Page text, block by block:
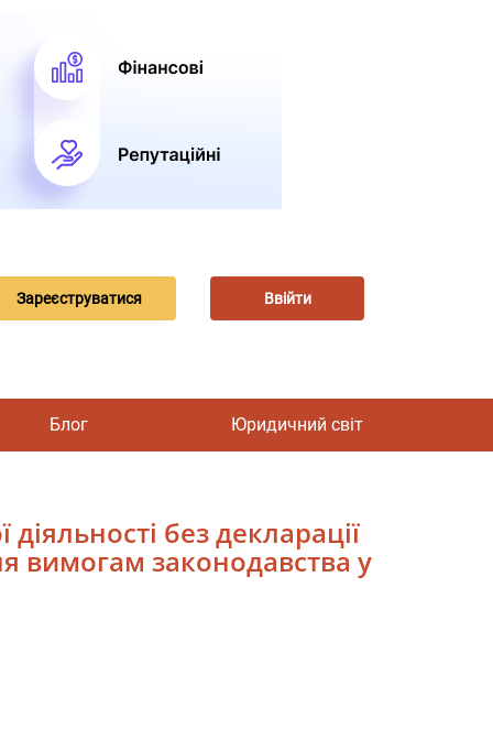
Зареєструватися Ввійти
Блог Юридичний світ
без декларації
вимогам законодавства у